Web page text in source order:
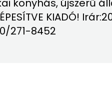
konyhás, újszerű
KIADÓ!
271-8452